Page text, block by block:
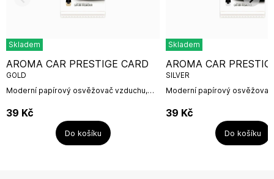
Skladem
Moderní papírový osvěžovač vzduchu,
trend, ale chtějí ho vytvářet, protože vědí,
AROMA CAR PRESTIGE CARD
GOLD
39 Kč
Do košíku
Skladem
Moderní papírový osvěžovač
trend, ale chtějí ho vytvářet,
AROMA CAR PRESTIGE CARD
SILVER
39 Kč
Do košíku